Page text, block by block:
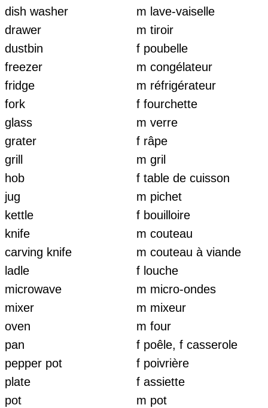
dish washer
m lave-vaiselle
drawer
m tiroir
dustbin
f poubelle
freezer
m congélateur
fridge
m réfrigérateur
fork
f fourchette
glass
m verre
grater
f râpe
grill
m gril
hob
f table de cuisson
jug
m pichet
kettle
f bouilloire
knife
m couteau
carving knife
m couteau à viande
ladle
f louche
microwave
m micro-ondes
mixer
m mixeur
oven
m four
pan
f poêle, f casserole
pepper pot
f poivrière
plate
f assiette
pot
m pot